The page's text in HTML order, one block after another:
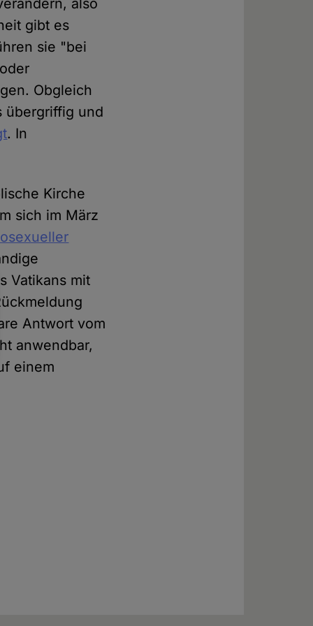
also
gibt es
sie "bei
Obgleich
übergriffig und
. In
Kirche
sich im März
Vatikans mit
Antwort vom
anwendbar,
einem